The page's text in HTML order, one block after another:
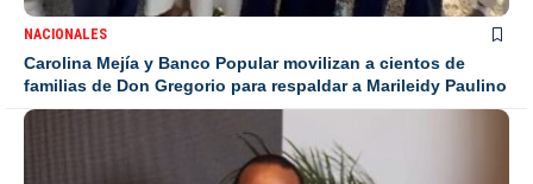
NACIONALES
Carolina Mejía y Banco Popular movilizan a cientos de
familias de Don Gregorio para respaldar a Marileidy Paulino